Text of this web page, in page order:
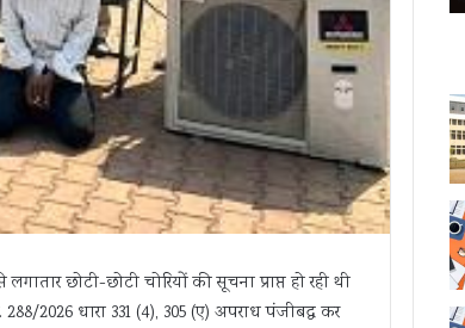
छोटी-छोटी चोरियों की सूचना प्राप्त हो रही थी
2026 धारा 331 (4), 305 (ए) अपराध पंजीबद्ध कर